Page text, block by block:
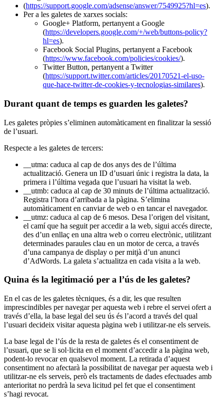
(https://support.google.com/adsense/answer/7549925?hl=es).
Per a les galetes de xarxes socials:
Google+ Platform, pertanyent a Google
(https://developers.google.com/+/web/buttons-policy?
hl=es).
Facebook Social Plugins, pertanyent a Facebook
(https://www.facebook.com/policies/cookies/).
Twitter Button, pertanyent a Twitter
(https://support.twitter.com/articles/20170521-el-uso-
que-hace-twitter-de-cookies-y-tecnologias-similares).
Durant quant de temps es guarden les galetes?
Les galetes pròpies s’eliminen automàticament en finalitzar la sessió
de l’usuari.
Respecte a les galetes de tercers:
__utma: caduca al cap de dos anys des de l’última
actualització. Genera un ID d’usuari únic i registra la data, la
primera i l’última vegada que l’usuari ha visitat la web.
__utmb: caduca al cap de 30 minuts de l’última actualització.
Registra l’hora d’arribada a la pàgina. S’elimina
automàticament en canviar de web o en tancar el navegador.
__utmz: caduca al cap de 6 mesos. Desa l’origen del visitant,
el camí que ha seguit per accedir a la web, sigui accés directe,
des d’un enllaç en una altra web o correu electrònic, utilitzant
determinades paraules clau en un motor de cerca, a través
d’una campanya de display o per mitjà d’un anunci
d’AdWords. La galeta s’actualitza en cada visita a la web.
Quina és la legitimació per a l’ús de les galetes?
En el cas de les galetes tècniques, és a dir, les que resulten
imprescindibles per navegar per aquesta web i rebre el servei ofert a
través d’ella, la base legal del seu ús és l’acord a través del qual
l’usuari decideix visitar aquesta pàgina web i utilitzar-ne els serveis.
La base legal de l’ús de la resta de galetes és el consentiment de
l’usuari, que se li sol·licita en el moment d’accedir a la pàgina web,
podent-lo revocar en qualsevol moment. La retirada d’aquest
consentiment no afectarà la possibilitat de navegar per aquesta web i
utilitzar-ne els serveis, però els tractaments de dades efectuades amb
anterioritat no perdrà la seva licitud pel fet que el consentiment
s’hagi revocat.